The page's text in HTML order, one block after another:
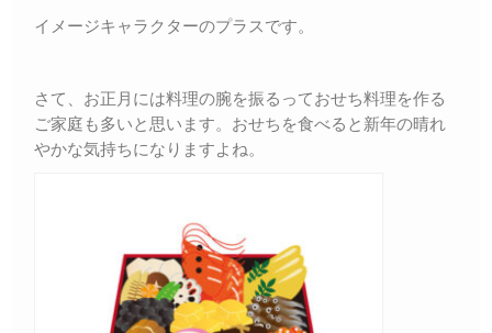
イメージキャラクターのプラスです。
さて、お正月には料理の腕を振るっておせち料理を作る
ご家庭も多いと思います。おせちを食べると新年の晴れ
やかな気持ちになりますよね。